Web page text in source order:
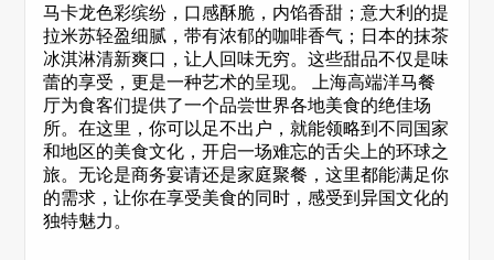
马卡龙色彩缤纷，口感酥脆，内馅香甜；意大利的提
拉米苏轻盈细腻，带有浓郁的咖啡香气；日本的抹茶
冰淇淋清新爽口，让人回味无穷。这些甜品不仅是味
蕾的享受，更是一种艺术的呈现。 上海高端洋马餐
厅为食客们提供了一个品尝世界各地美食的绝佳场
所。在这里，你可以足不出户，就能领略到不同国家
和地区的美食文化，开启一场难忘的舌尖上的环球之
旅。无论是商务宴请还是家庭聚餐，这里都能满足你
的需求，让你在享受美食的同时，感受到异国文化的
独特魅力。